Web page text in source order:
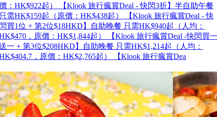
：HK$922起） 【Klook 旅行瘋賞Deal - 快閃3折】半自助午餐
需HK$159起（原價：HK$438起） 【Klook 旅行瘋賞Deal - 快
買1位 + 第2位$18HKD】自助晚餐 只需HK$940起（人均：
，原價：HK$1,844起） 【Klook 旅行瘋賞Deal -快閃買一
一 + 第3位$208HKD】自助晚餐 只需HK$1,214起（人均：
，原價：HK$2,765起） 【Klook 旅行瘋賞Dea